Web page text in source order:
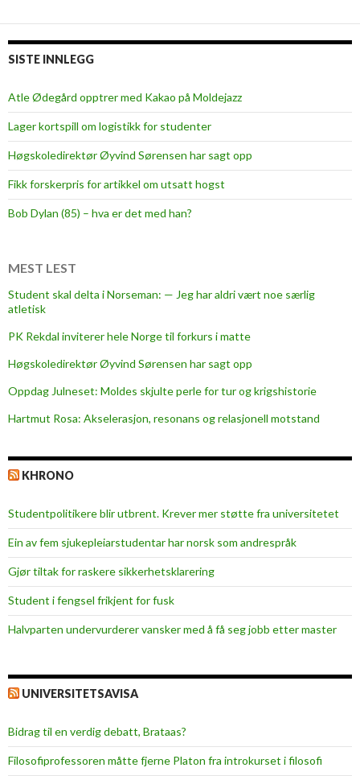
SISTE INNLEGG
Atle Ødegård opptrer med Kakao på Moldejazz
Lager kortspill om logistikk for studenter
Høgskoledirektør Øyvind Sørensen har sagt opp
Fikk forskerpris for artikkel om utsatt hogst
Bob Dylan (85) – hva er det med han?
MEST LEST
Student skal delta i Norseman: — Jeg har aldri vært noe særlig
atletisk
PK Rekdal inviterer hele Norge til forkurs i matte
Høgskoledirektør Øyvind Sørensen har sagt opp
Oppdag Julneset: Moldes skjulte perle for tur og krigshistorie
Hartmut Rosa: Akselerasjon, resonans og relasjonell motstand
KHRONO
Studentpolitikere blir utbrent. Krever mer støtte fra universitetet
Ein av fem sjukepleiar­studentar har norsk som andrespråk
Gjør tiltak for raskere sikkerhets­klarering
Student i fengsel frikjent for fusk
Halvparten undervurderer vansker med å få seg jobb etter master
UNIVERSITETSAVISA
Bidrag til en verdig debatt, Brataas?
Filosofiprofessoren måtte fjerne Platon fra introkurset i filosofi